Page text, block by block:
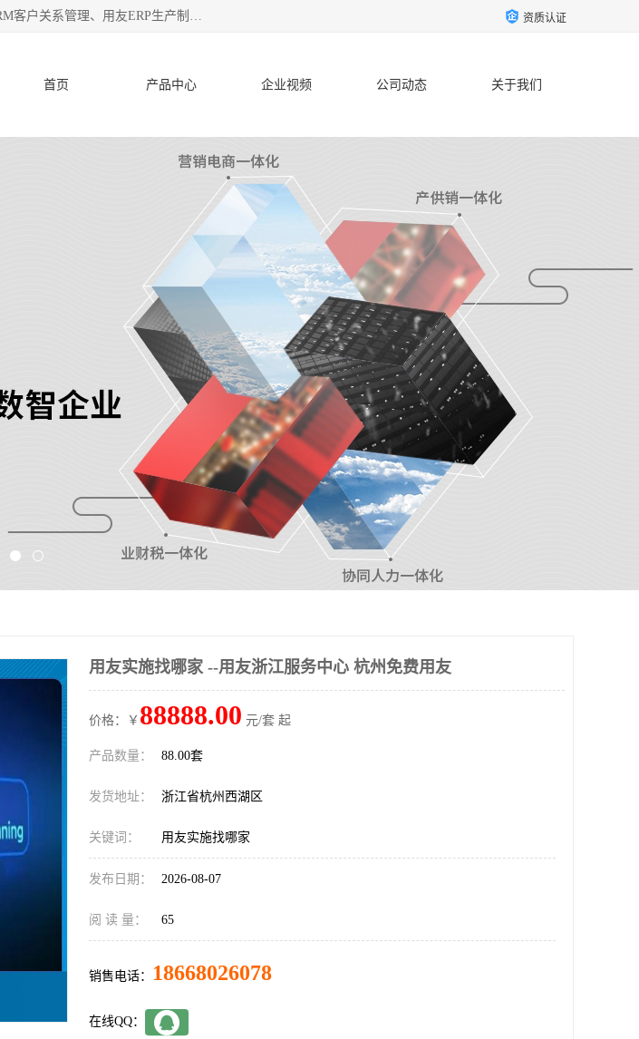
杭州协友软件有限公司主营：用友财务软件、用友进销存软件、用友OA办公自动化、用友CRM客户关系管理、用友ERP生产制造管理等;是一家用友管理软件咨询服务商。自创立至今，一直致力于为客户提供顾问式ERP管理解决方案务，为企业提供了财务管理、供应链和物流管理、生产制造管理、管理、知识与协同管理、客户关系管理等信息化建设领域的应用。 资质认证
首页 产品中心 企业视频 公司动态 关于我们
用友实施找哪家 --用友浙江服务中心 杭州免费用友
价格：￥ 88888.00 元/套 起
产品数量： 88.00套
发货地址： 浙江省杭州西湖区
关键词： 用友实施找哪家
发布日期： 2026-08-07
阅 读 量： 65
销售电话： 18668026078
在线QQ：